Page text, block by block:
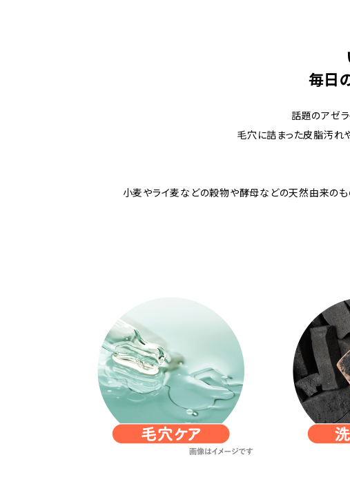
毎日
話題のアゼ
毛穴に詰まった皮脂汚れ
小麦やライ麦などの穀物や酵母などの天然由来のも